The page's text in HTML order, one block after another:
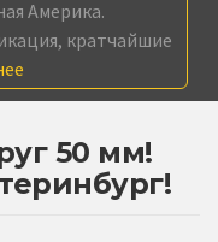
Америка.
кратчайшие
50 мм!